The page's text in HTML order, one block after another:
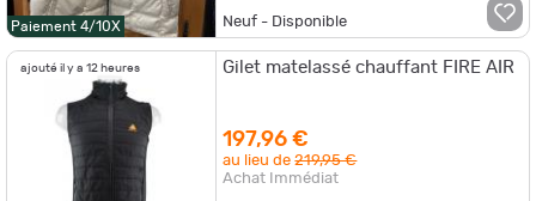
Paiement 4/10X Neuf - Disponible
ajouté il y a 12 heures Gilet matelassé chauffant FIRE AIR
197,96 €
au lieu de219,95 €
Achat Immédiat